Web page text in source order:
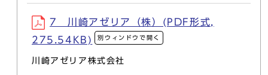
7 川崎アゼリア（株）(PDF形式,
275.54KB)
別ウィンドウで開く
川崎アゼリア株式会社